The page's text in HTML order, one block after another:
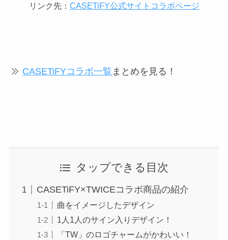
リンク先： CASETiFY公式サイトコラボページ
CASETiFYコラボ一覧 まとめを見る！
タップできる目次
CASETiFY×TWICEコラボ商品の紹介
曲をイメージしたデザイン
1人1人のサイン入りデザイン！
「TW」のロゴチャームがかわいい！